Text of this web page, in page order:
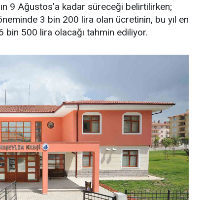
9 Ağustos’a kadar süreceği belirtilirken;
3 bin 200 lira olan ücretinin, bu yıl en
bin 500 lira olacağı tahmin ediliyor.